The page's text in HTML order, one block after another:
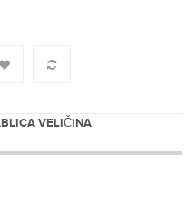
VELIČINA